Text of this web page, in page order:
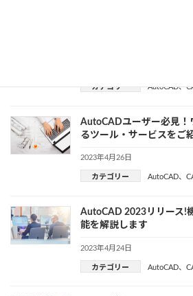
カテゴリー AutoCAD、
AutoCADユーザー必見！
るツール・サービスをご
2023年4月26日
カテゴリー AutoCAD、
AutoCAD 2023リリース!
能を解説します
2023年4月24日
カテゴリー AutoCAD、